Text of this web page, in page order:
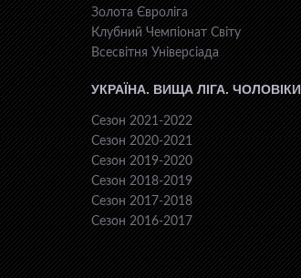
Золота Євроліга
Клубний Чемпіонат Світу
Всесвiтня Унiверсiaда
УКРАЇНА. ВИЩА ЛІГА. ЧОЛОВІКИ
Сезон 2021-2022
Сезон 2020-2021
Сезон 2019-2020
Сезон 2018-2019
Сезон 2017-2018
Сезон 2016-2017